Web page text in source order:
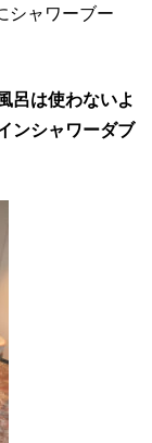
シャワーブー
呂は使わないよ
ンシャワーダブ